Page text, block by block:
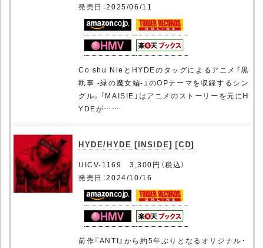
発売日：2025/06/11
Co shu NieとHYDEのタッグによるアニメ『黒
執事 -緑の魔女編-』のOPテーマを収録するシン
グル。「MAISIE」はアニメのストーリーを元にH
YDEが……
HYDE/HYDE [INSIDE] [CD]
UICV-1169 3,300円（税込）
発売日：2024/10/16
前作『ANTI』から約5年ぶりとなるオリジナル・